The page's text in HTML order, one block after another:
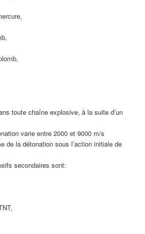
toute chaîne explosive, à la suite d’un
varie entre 2000 et 9000 m/s
de la détonation sous l’action initiale de
secondaires sont: